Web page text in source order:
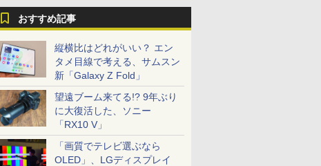
おすすめ記事
縦横比はどれがいい？ エン
タメ目線で考える、サムスン
新「Galaxy Z Fold」
望遠ブーム来てる!? 9年ぶり
に大復活した、ソニー
「RX10 V」
「画質でテレビ選ぶなら
OLED」、LGディスプレイ